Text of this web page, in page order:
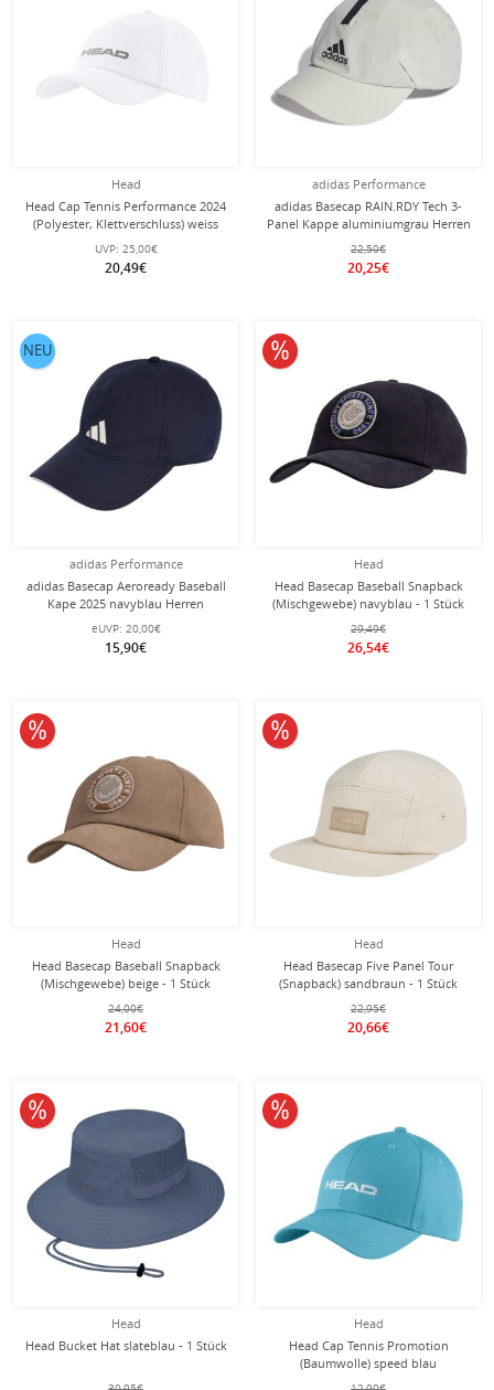
Head
Head Cap Tennis Performance 2024
(Polyester, Klettverschluss) weiss
UVP: 25,00€
20,49€
adidas Performance
adidas Basecap RAIN.RDY Tech 3-
Panel Kappe aluminiumgrau Herren
22,50€
20,25€
adidas Performance
adidas Basecap Aeroready Baseball
Kape 2025 navyblau Herren
eUVP: 20,00€
15,90€
NEU
Head
Head Basecap Baseball Snapback
(Mischgewebe) navyblau - 1 Stück
29,49€
26,54€
10% reduziert
Head
Head Basecap Baseball Snapback
(Mischgewebe) beige - 1 Stück
24,00€
21,60€
10% reduziert
Head
Head Basecap Five Panel Tour
(Snapback) sandbraun - 1 Stück
22,95€
20,66€
10% reduziert
Head
Head Bucket Hat slateblau - 1 Stück
10% reduziert
Head
Head Cap Tennis Promotion
(Baumwolle) speed blau
10% reduziert